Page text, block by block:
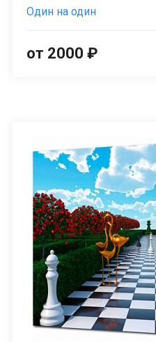
Один на один
от 2000 ₽